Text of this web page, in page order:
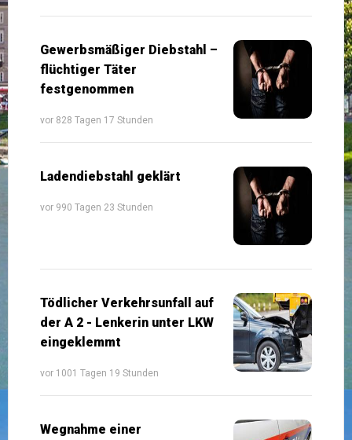
Gewerbsmäßiger Diebstahl –
flüchtiger Täter
festgenommen
vor 828 Tagen 17 Stunden
Ladendiebstahl geklärt
vor 990 Tagen 23 Stunden
Tödlicher Verkehrsunfall auf
der A 2 - Lenkerin unter LKW
eingeklemmt
vor 1001 Tagen 19 Stunden
Wegnahme einer